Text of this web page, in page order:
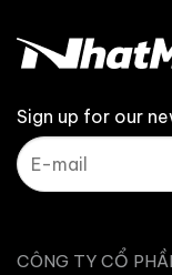
Sign up for our
CÔNG TY CỔ